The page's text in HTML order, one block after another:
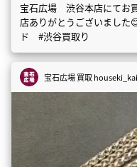
宝石広場 渋谷本店にてお
店ありがとうございまし
ド #渋谷買取り
宝石広場 買取